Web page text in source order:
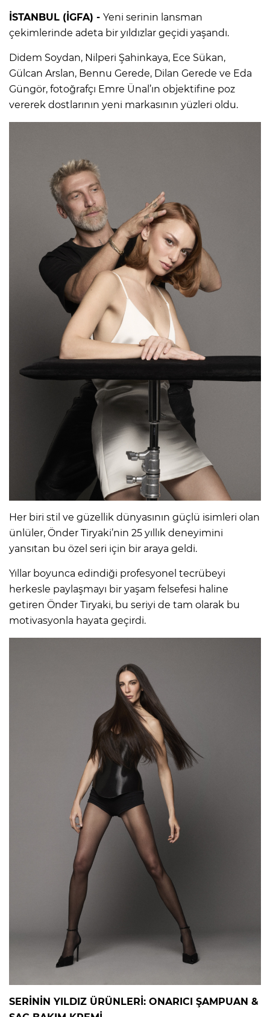
İSTANBUL (İGFA) - Yeni serinin lansman
çekimlerinde adeta bir yıldızlar geçidi yaşandı.
Didem Soydan, Nilperi Şahinkaya, Ece Sükan,
Gülcan Arslan, Bennu Gerede, Dilan Gerede ve Eda
Güngör, fotoğrafçı Emre Ünal’ın objektifine poz
vererek dostlarının yeni markasının yüzleri oldu.
Her biri stil ve güzellik dünyasının güçlü isimleri olan
ünlüler, Önder Tiryaki’nin 25 yıllık deneyimini
yansıtan bu özel seri için bir araya geldi.
Yıllar boyunca edindiği profesyonel tecrübeyi
herkesle paylaşmayı bir yaşam felsefesi haline
getiren Önder Tiryaki, bu seriyi de tam olarak bu
motivasyonla hayata geçirdi.
SERİNİN YILDIZ ÜRÜNLERİ: ONARICI ŞAMPUAN &